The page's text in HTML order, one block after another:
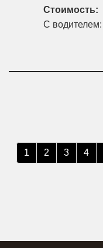
Стоимость:
С водителем:
1 2 3 4